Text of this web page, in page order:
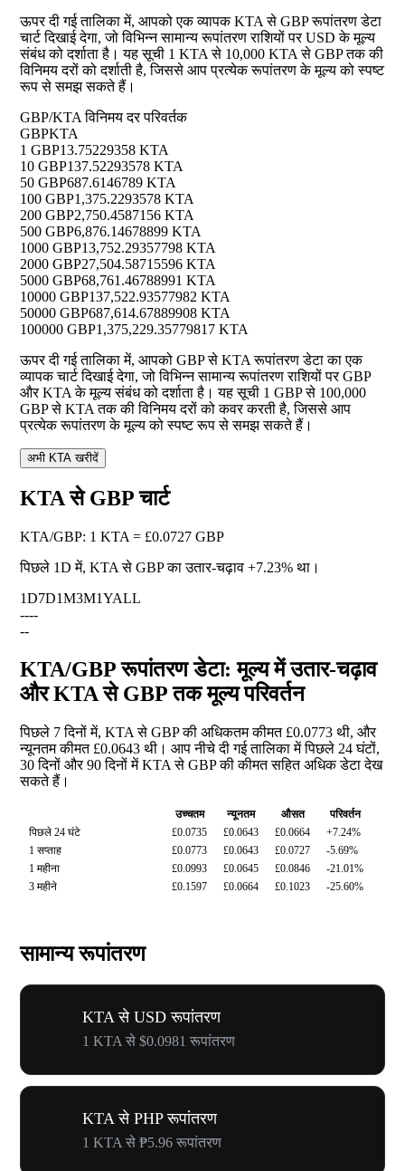
ऊपर दी गई तालिका में, आपको एक व्यापक KTA से GBP रूपांतरण डेटा
चार्ट दिखाई देगा, जो विभिन्न सामान्य रूपांतरण राशियों पर USD के मूल्य
संबंध को दर्शाता है। यह सूची 1 KTA से 10,000 KTA से GBP तक की
विनिमय दरों को दर्शाती है, जिससे आप प्रत्येक रूपांतरण के मूल्य को स्पष्ट
रूप से समझ सकते हैं।
GBP/KTA विनिमय दर परिवर्तक
GBPKTA
1 GBP13.75229358 KTA
10 GBP137.52293578 KTA
50 GBP687.6146789 KTA
100 GBP1,375.2293578 KTA
200 GBP2,750.4587156 KTA
500 GBP6,876.14678899 KTA
1000 GBP13,752.29357798 KTA
2000 GBP27,504.58715596 KTA
5000 GBP68,761.46788991 KTA
10000 GBP137,522.93577982 KTA
50000 GBP687,614.67889908 KTA
100000 GBP1,375,229.35779817 KTA
ऊपर दी गई तालिका में, आपको GBP से KTA रूपांतरण डेटा का एक
व्यापक चार्ट दिखाई देगा, जो विभिन्न सामान्य रूपांतरण राशियों पर GBP
और KTA के मूल्य संबंध को दर्शाता है। यह सूची 1 GBP से 100,000
GBP से KTA तक की विनिमय दरों को कवर करती है, जिससे आप
प्रत्येक रूपांतरण के मूल्य को स्पष्ट रूप से समझ सकते हैं।
अभी KTA खरीदें
KTA से GBP चार्ट
KTA/GBP: 1 KTA = £0.0727 GBP
पिछले 1D में, KTA से GBP का उतार-चढ़ाव +7.23% था।
1D7D1M3M1YALL
----
--
KTA/GBP रूपांतरण डेटा: मूल्य में उतार-चढ़ाव
और KTA से GBP तक मूल्य परिवर्तन
पिछले 7 दिनों में, KTA से GBP की अधिकतम कीमत £0.0773 थी, और
न्यूनतम कीमत £0.0643 थी। आप नीचे दी गई तालिका में पिछले 24 घंटों,
30 दिनों और 90 दिनों में KTA से GBP की कीमत सहित अधिक डेटा देख
सकते हैं।
उच्चतम न्यूनतम औसत
परिवर्तन
पिछले 24 घंटे
£0.0735 £0.0643 £0.0664
+7.24%
1 सप्ताह
£0.0773 £0.0643 £0.0727
-5.69%
1 महीना
£0.0993 £0.0645 £0.0846
-21.01%
3 महीने
£0.1597 £0.0664 £0.1023 -25.60%
सामान्य रूपांतरण
KTA से USD रूपांतरण
1 KTA से $0.0981 रूपांतरण
KTA से PHP रूपांतरण
1 KTA से ₱5.96 रूपांतरण